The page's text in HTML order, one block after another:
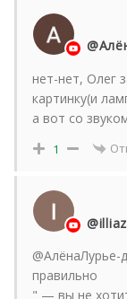
нет-нет, Олег
картинку(и
а вот со
1
@АлёнаЛурье-
правильно
" — вы не